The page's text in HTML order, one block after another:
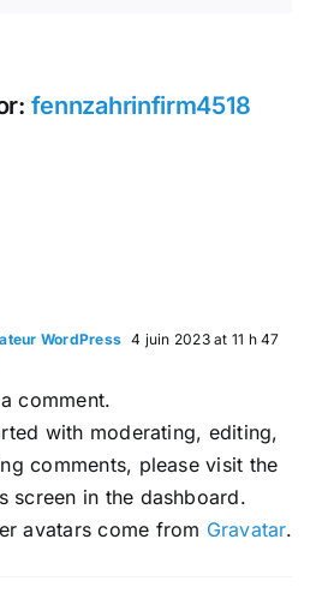
fennzahrinfirm4518
WordPress 4 juin 2023 at 11 h 47
comment.
with moderating, editing,
comments, please visit the
screen in the dashboard.
avatars come from Gravatar.